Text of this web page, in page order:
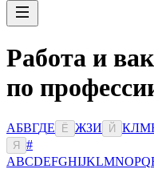
Работа и
по
АБВГДЕ Ё ЖЗИ Й КЛМ
Я
#
ABCDEFGHIJKLMNOPQ